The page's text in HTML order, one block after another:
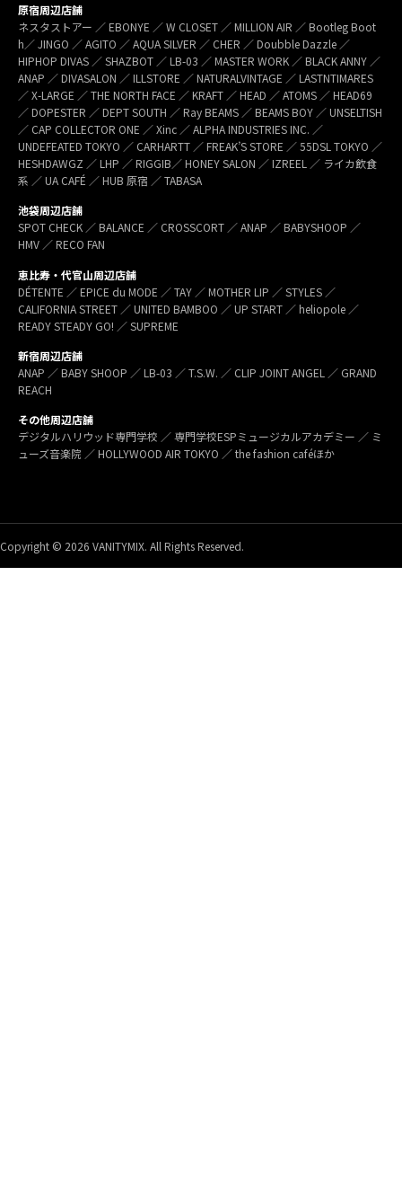
原宿周辺店舗
ネスタストアー ／ EBONYE ／ W CLOSET ／ MILLION AIR ／ Bootleg Boot
h／ JINGO ／ AGITO ／ AQUA SILVER ／ CHER ／ Doubble Dazzle ／
HIPHOP DIVAS ／ SHAZBOT ／ LB-03 ／ MASTER WORK ／ BLACK ANNY ／
ANAP ／ DIVASALON ／ ILLSTORE ／ NATURALVINTAGE ／ LASTNTIMARES
／ X-LARGE ／ THE NORTH FACE ／ KRAFT ／ HEAD ／ ATOMS ／ HEAD69
／ DOPESTER ／ DEPT SOUTH ／ Ray BEAMS ／ BEAMS BOY ／ UNSELTISH
／ CAP COLLECTOR ONE ／ Xinc ／ ALPHA INDUSTRIES INC. ／
UNDEFEATED TOKYO ／ CARHARTT ／ FREAK’S STORE ／ 55DSL TOKYO ／
HESHDAWGZ ／ LHP ／ RIGGIB／ HONEY SALON ／ IZREEL ／ ライカ飲食
系 ／ UA CAFÉ ／ HUB 原宿 ／ TABASA
池袋周辺店舗
SPOT CHECK ／ BALANCE ／ CROSSCORT ／ ANAP ／ BABYSHOOP ／
HMV ／ RECO FAN
恵比寿・代官山周辺店舗
DÉTENTE ／ EPICE du MODE ／ TAY ／ MOTHER LIP ／ STYLES ／
CALIFORNIA STREET ／ UNITED BAMBOO ／ UP START ／ heliopole ／
READY STEADY GO! ／ SUPREME
新宿周辺店舗
ANAP ／ BABY SHOOP ／ LB-03 ／ T.S.W. ／ CLIP JOINT ANGEL ／ GRAND
REACH
その他周辺店舗
デジタルハリウッド専門学校 ／ 専門学校ESPミュージカルアカデミー ／ ミ
ューズ音楽院 ／ HOLLYWOOD AIR TOKYO ／ the fashion caféほか
Copyright © 2026 VANITYMIX. All Rights Reserved.